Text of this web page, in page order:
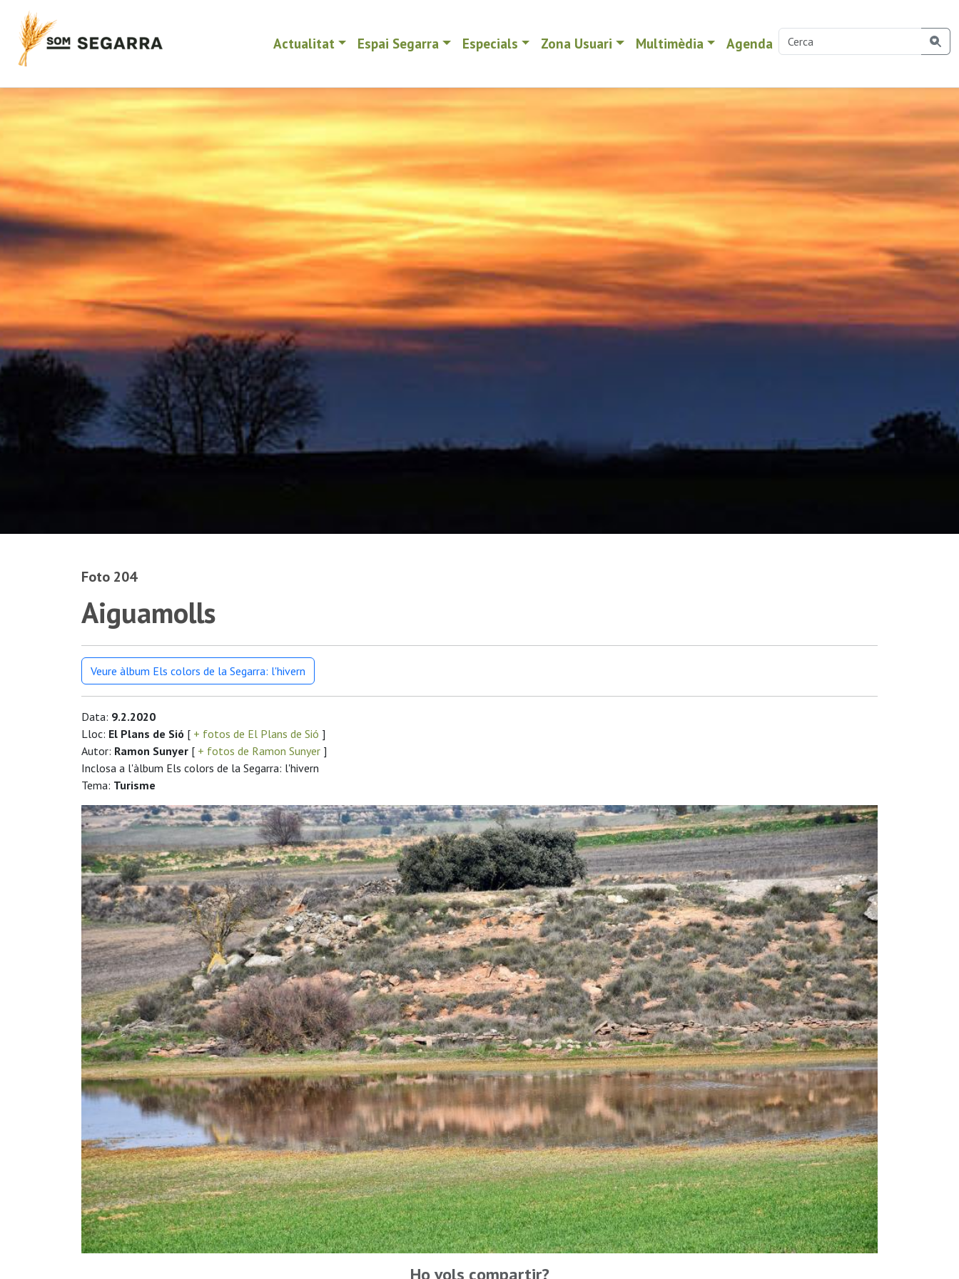
Actualitat Espai Segarra Especials Zona Usuari Multimèdia Agenda
Foto 204
Aiguamolls
Veure àlbum Els colors de la Segarra: l'hivern
Data: 9.2.2020
Lloc: El Plans de Sió [ + fotos de El Plans de Sió ]
Autor: Ramon Sunyer [ + fotos de Ramon Sunyer ]
Inclosa a l'àlbum Els colors de la Segarra: l'hivern
Tema: Turisme
Ho vols compartir?